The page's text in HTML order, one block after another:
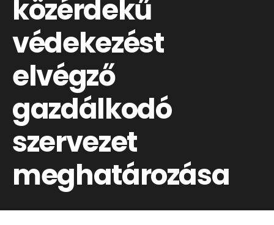
közérdekű
védekezést
elvégző
gazdálkodó
szervezet
meghatározása